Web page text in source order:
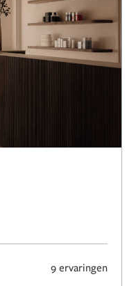
9 ervaringen